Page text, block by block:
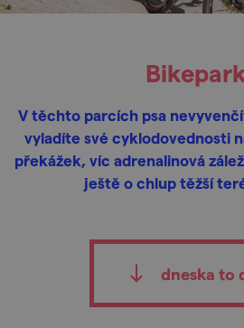
V těchto parcích psa
vyladíte své cyklodovednosti
překážek, víc adrenalinová
ještě o chlup těžší
dneska to